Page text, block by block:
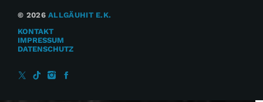
© 2026ALLGÄUHIT E.K.
KONTAKT
IMPRESSUM
DATENSCHUTZ